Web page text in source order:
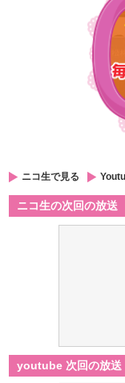
ニコ生で見る
ニコ生の次回の放送
youtube 次回の放送